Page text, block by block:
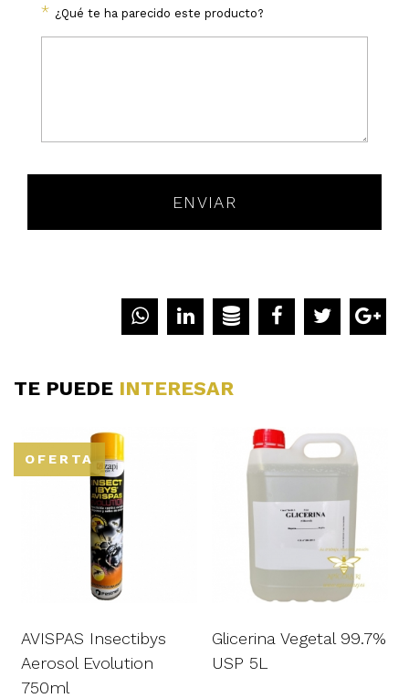
* ¿Qué te ha parecido este producto?
TE PUEDE INTERESAR
AVISPAS Insectibys
Aerosol Evolution
750ml
OFERTA
Glicerina Vegetal 99.7%
USP 5L